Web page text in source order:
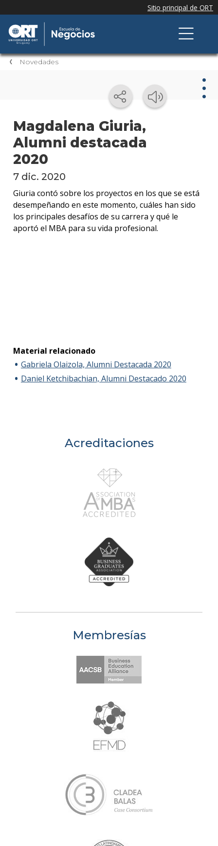
Novedades
Magdalena Giuria,
Alumni destacada
2020
7 dic. 2020
Giuria contó sobre los proyectos en los que se está
desempeñando en este momento, cuáles han sido
los principales desafíos de su carrera y qué le
aportó el MBA para su vida profesional.
Material relacionado
Gabriela Olaizola, Alumni Destacada 2020
Daniel Ketchibachian, Alumni Destacado 2020
Acreditaciones
Membresías